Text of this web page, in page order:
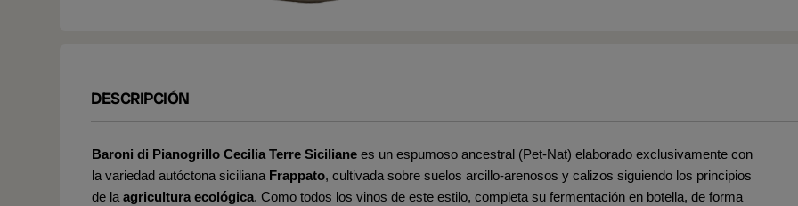
DESCRIPCIÓN
Baroni di Pianogrillo Cecilia Terre Siciliane es un espumoso ancestral (Pet-Nat) elaborado exclusivamente con
la variedad autóctona siciliana Frappato, cultivada sobre suelos arcillo-arenosos y calizos siguiendo los principios
de la agricultura ecológica. Como todos los vinos de este estilo, completa su fermentación en botella, de forma